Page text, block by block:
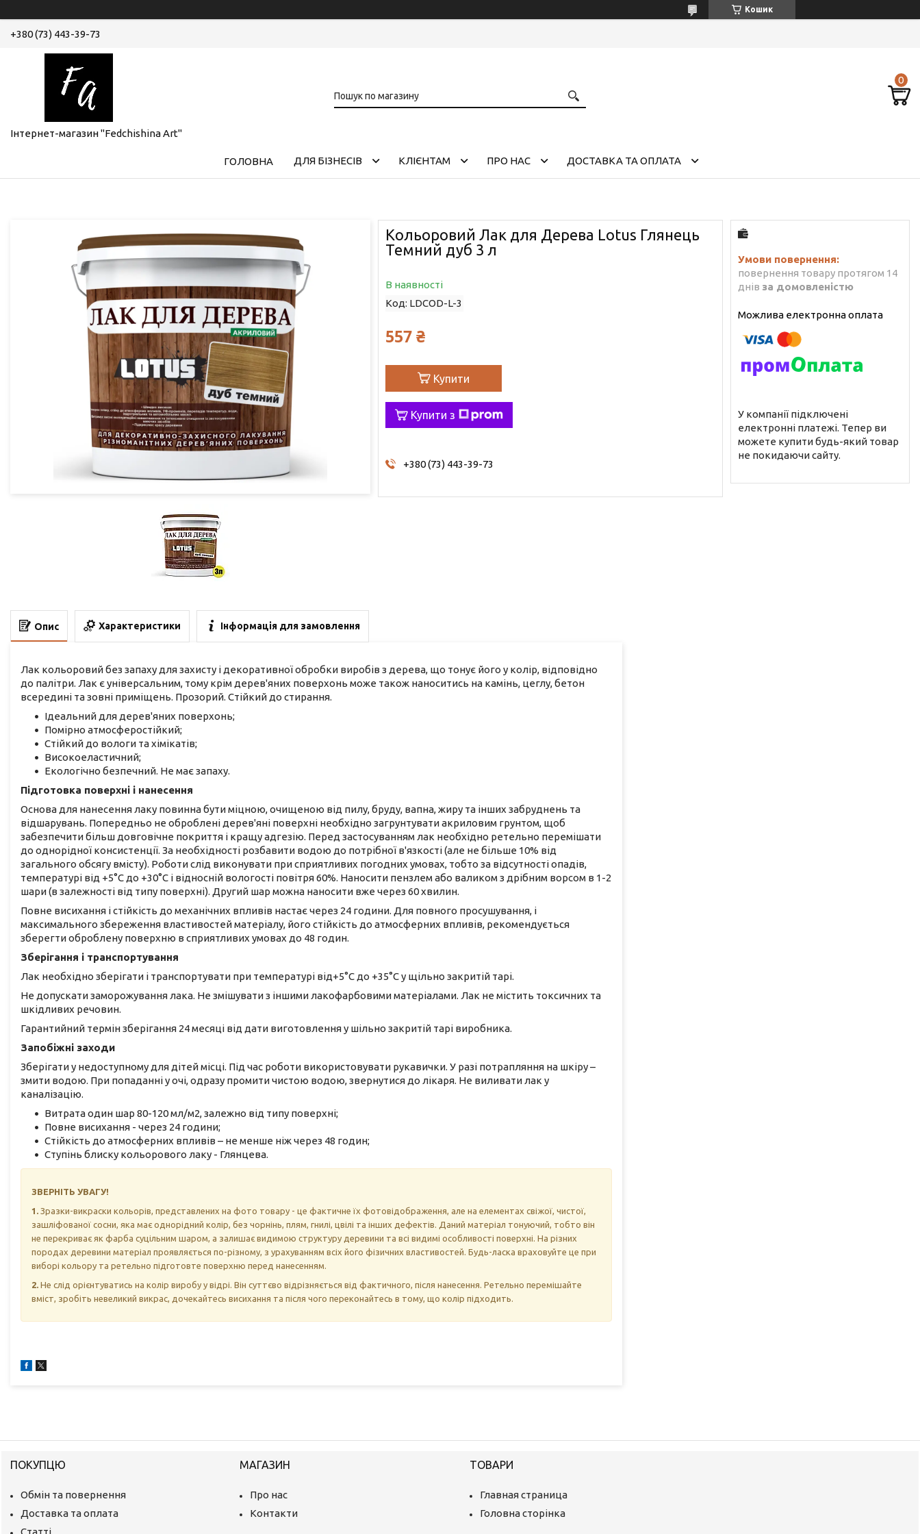
Кошик
+380 (73) 443-39-73
Інтернет-магазин "Fedchishina Art"
ГОЛОВНА ДЛЯ БІЗНЕСІВ КЛІЄНТАМ ПРО НАС ДОСТАВКА ТА ОПЛАТА
Кольоровий Лак для Дерева Lotus Глянець
Темний дуб 3 л
В наявності
Код: LDCOD-L-3
557 ₴
Купити
Купити з
+380 (73) 443-39-73
повернення товару протягом 14
днів за домовленістю
У компанії підключені
електронні платежі. Тепер ви
можете купити будь-який товар
не покидаючи сайту.
Опис Характеристики Інформація для замовлення
Лак кольоровий без запаху для захисту і декоративної обробки виробів з дерева, що тонує його у колір, відповідно
до палітри. Лак є універсальним, тому крім дерев'яних поверхонь може також наноситись на камінь, цеглу, бетон
всередині та зовні приміщень. Прозорий. Стійкий до стирання.
Ідеальний для дерев'яних поверхонь;
Помірно атмосферостійкий;
Стійкий до вологи та хімікатів;
Високоеластичний;
Екологічно безпечний. Не має запаху.
Підготовка поверхні і нанесення
Основа для нанесення лаку повинна бути міцною, очищеною від пилу, бруду, вапна, жиру та інших забруднень та
відшарувань. Попередньо не оброблені дерев'яні поверхні необхідно загрунтувати акриловим грунтом, щоб
забезпечити більш довговічне покриття і кращу адгезію. Перед застосуванням лак необхідно ретельно перемішати
до однорідної консистенції. За необхідності розбавити водою до потрібної в'язкості (але не більше 10% від
загального обсягу вмісту). Роботи слід виконувати при сприятливих погодних умовах, тобто за відсутності опадів,
температурі від +5°С до +30°С і відносній вологості повітря 60%. Наносити пензлем або валиком з дрібним ворсом в 1-2
шари (в залежності від типу поверхні). Другий шар можна наносити вже через 60 хвилин.
Повне висихання і стійкість до механічних впливів настає через 24 години. Для повного просушування, і
максимального збереження властивостей матеріалу, його стійкість до атмосферних впливів, рекомендується
зберегти оброблену поверхню в сприятливих умовах до 48 годин.
Зберігання і транспортування
Лак необхідно зберігати і транспортувати при температурі від+5°С до +35°С у щільно закритій тарі.
Не допускати заморожування лака. Не змішувати з іншими лакофарбовими матеріалами. Лак не містить токсичних та
шкідливих речовин.
Гарантийний термін зберігання 24 месяці від дати виготовлення у шільно закритій тарі виробника.
Запобіжні заходи
Зберігати у недоступному для дітей місці. Під час роботи використовувати рукавички. У разі потрапляння на шкіру –
змити водою. При попаданні у очі, одразу промити чистою водою, звернутися до лікаря. Не виливати лак у
каналізацію.
Витрата один шар 80-120 мл/м2, залежно від типу поверхні;
Повне висихання - через 24 години;
Стійкість до атмосферних впливів – не менше ніж через 48 годин;
Ступінь блиску кольорового лаку - Глянцева.
ЗВЕРНІТЬ УВАГУ!
1 Зразки-викраски кольорів, представлених на фото товару - це фактичне їх фотовідображення, але на елементах свіжої, чистої,
зашліфованої сосни, яка має однорідний колір, без чорнінь, плям, гнилі, цвілі та інших дефектів. Даний матеріал тонуючий, тобто він
не перекриває як фарба суцільним шаром, а залишає видимою структуру деревини та всі видимі особливості поверхні. На різних
породах деревини матеріал проявляється по-різному, з урахуванням всіх його фізичних властивостей. Будь-ласка враховуйте це при
виборі кольору та ретельно підготовте поверхню перед нанесенням.
2. Не слід орієнтуватись на колір виробу у відрі. Він суттєво відрізняється від фактичного, після нанесення. Ретельно перемішайте
вміст, зробіть невеликий викрас, дочекайтесь висихання та після чого переконайтесь в тому, що колір підходить.
ПОКУПЦЮ
Обмін та повернення
Доставка та оплата
Статті
МАГАЗИН
Про нас
Контакти
ТОВАРИ
Главная страница
Головна сторінка